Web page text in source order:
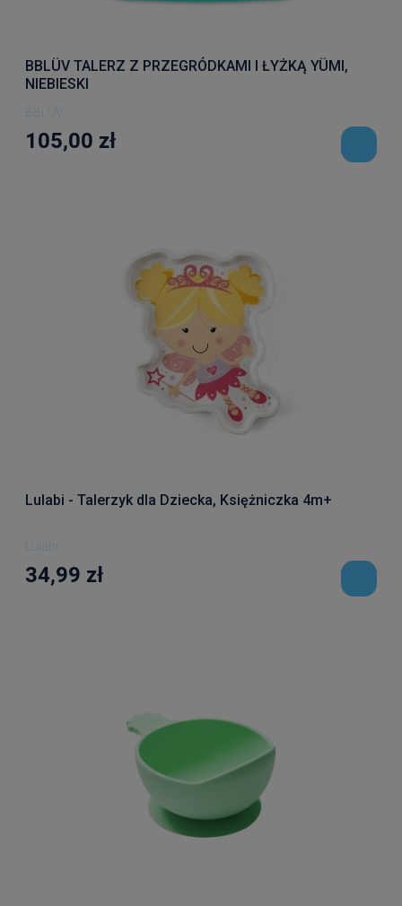
BBLÜV TALERZ Z PRZEGRÓDKAMI I ŁYŻKĄ YÜMI,
NIEBIESKI
BBLÜV
105,00 zł
Lulabi - Talerzyk dla Dziecka, Księżniczka 4m+
Lulabi
34,99 zł